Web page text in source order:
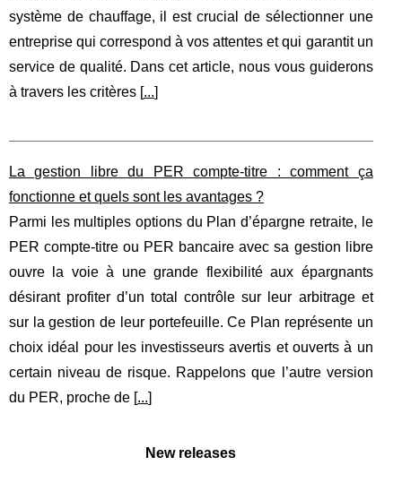
système de chauffage, il est crucial de sélectionner une
entreprise qui correspond à vos attentes et qui garantit un
service de qualité. Dans cet article, nous vous guiderons
à travers les critères [...]
La gestion libre du PER compte-titre : comment ça
fonctionne et quels sont les avantages ?
Parmi les multiples options du Plan d’épargne retraite, le
PER compte-titre ou PER bancaire avec sa gestion libre
ouvre la voie à une grande flexibilité aux épargnants
désirant profiter d’un total contrôle sur leur arbitrage et
sur la gestion de leur portefeuille. Ce Plan représente un
choix idéal pour les investisseurs avertis et ouverts à un
certain niveau de risque. Rappelons que l’autre version
du PER, proche de [...]
New releases